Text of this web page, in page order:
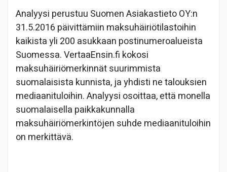
Analyysi perustuu Suomen Asiakastieto OY:n
31.5.2016 päivittämiin maksuhäiriötilastoihin
kaikista yli 200 asukkaan postinumeroalueista
Suomessa. VertaaEnsin.fi kokosi
maksuhäiriömerkinnät suurimmista
suomalaisista kunnista, ja yhdisti ne talouksien
mediaanituloihin. Analyysi osoittaa, että monella
suomalaisella paikkakunnalla
maksuhäiriömerkintöjen suhde mediaanituloihin
on merkittävä.